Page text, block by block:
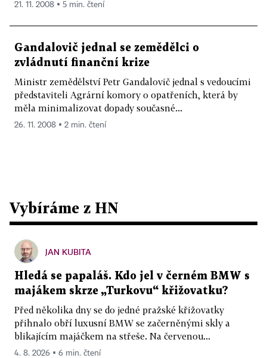
21. 11. 2008 ▪ 5 min. čtení
Gandalovič jednal se zemědělci o
zvládnutí finanční krize
Ministr zemědělství Petr Gandalovič jednal s vedoucími
představiteli Agrární komory o opatřeních, která by
měla minimalizovat dopady současné...
26. 11. 2008 ▪ 2 min. čtení
Vybíráme z HN
JAN KUBITA
Hledá se papaláš. Kdo jel v černém BMW s
majákem skrze „Turkovu“ křižovatku?
Před několika dny se do jedné pražské křižovatky
přihnalo obří luxusní BMW se začerněnými skly a
blikajícím majáčkem na střeše. Na červenou...
4. 8. 2026 ▪ 6 min. čtení